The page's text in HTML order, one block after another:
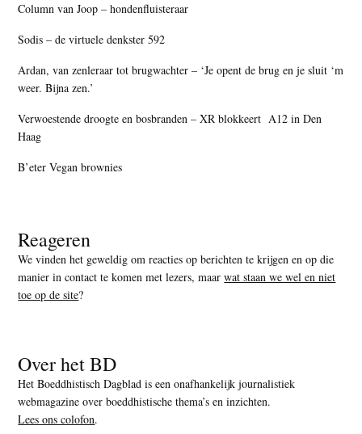
Column van Joop – hondenfluisteraar
Sodis – de virtuele denkster 592
Ardan, van zenleraar tot brugwachter – ‘Je opent de brug en je sluit ‘m
weer. Bijna zen.’
Verwoestende droogte en bosbranden – XR blokkeert A12 in Den
Haag
B’eter Vegan brownies
Reageren
We vinden het geweldig om reacties op berichten te krijgen en op die
manier in contact te komen met lezers, maarwat staan we wel en niet
toe op de site?
Over het BD
Het Boeddhistisch Dagblad is een onafhankelijk journalistiek
webmagazine over boeddhistische thema’s en inzichten.
Lees ons colofon.